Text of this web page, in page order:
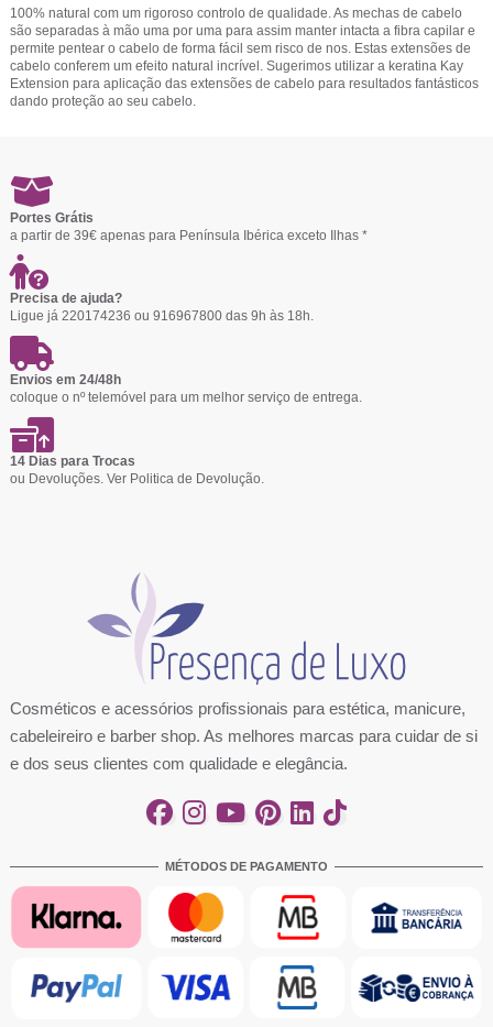
100% natural com um rigoroso controlo de qualidade. As mechas de cabelo
são separadas à mão uma por uma para assim manter intacta a fibra capilar e
permite pentear o cabelo de forma fácil sem risco de nos. Estas extensões de
cabelo conferem um efeito natural incrível. Sugerimos utilizar a keratina Kay
Extension para aplicação das extensões de cabelo para resultados fantásticos
dando proteção ao seu cabelo.
Portes Grátis
a partir de 39€ apenas para Península Ibérica exceto Ilhas *
Precisa de ajuda?
Ligue já 220174236 ou 916967800 das 9h às 18h.
Envios em 24/48h
coloque o nº telemóvel para um melhor serviço de entrega.
14 Dias para Trocas
ou Devoluções. Ver Politica de Devolução.
Cosméticos e acessórios profissionais para estética, manicure,
cabeleireiro e barber shop. As melhores marcas para cuidar de si
e dos seus clientes com qualidade e elegância.
MÉTODOS DE PAGAMENTO